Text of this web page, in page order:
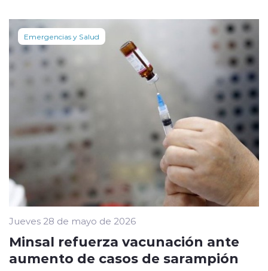
Emergencias y Salud
Jueves 28 de mayo de 2026
Minsal refuerza vacunación ante
aumento de casos de sarampión